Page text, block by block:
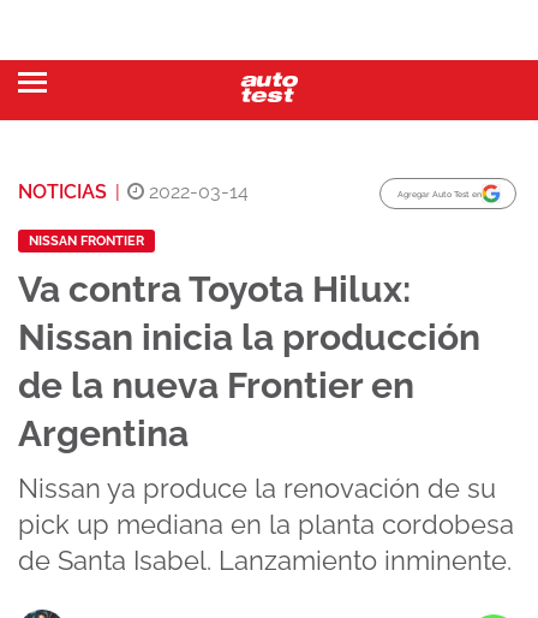
NOTICIAS | 2022-03-14 Agregar Auto Test en
NISSAN FRONTIER
Va contra Toyota Hilux:
Nissan inicia la producción
de la nueva Frontier en
Argentina
Nissan ya produce la renovación de su
pick up mediana en la planta cordobesa
de Santa Isabel. Lanzamiento inminente.